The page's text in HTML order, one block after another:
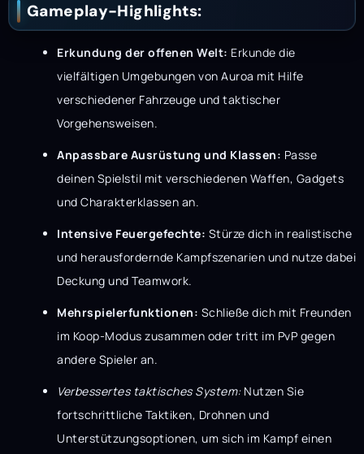
Gameplay-Highlights:
Erkundung der offenen Welt: Erkunde die
vielfältigen Umgebungen von Auroa mit Hilfe
verschiedener Fahrzeuge und taktischer
Vorgehensweisen.
Anpassbare Ausrüstung und Klassen: Passe
deinen Spielstil mit verschiedenen Waffen, Gadgets
und Charakterklassen an.
Intensive Feuergefechte: Stürze dich in realistische
und herausfordernde Kampfszenarien und nutze dabei
Deckung und Teamwork.
Mehrspielerfunktionen: Schließe dich mit Freunden
im Koop-Modus zusammen oder tritt im PvP gegen
andere Spieler an.
Verbessertes taktisches System:Nutzen Sie
fortschrittliche Taktiken, Drohnen und
Unterstützungsoptionen, um sich im Kampf einen